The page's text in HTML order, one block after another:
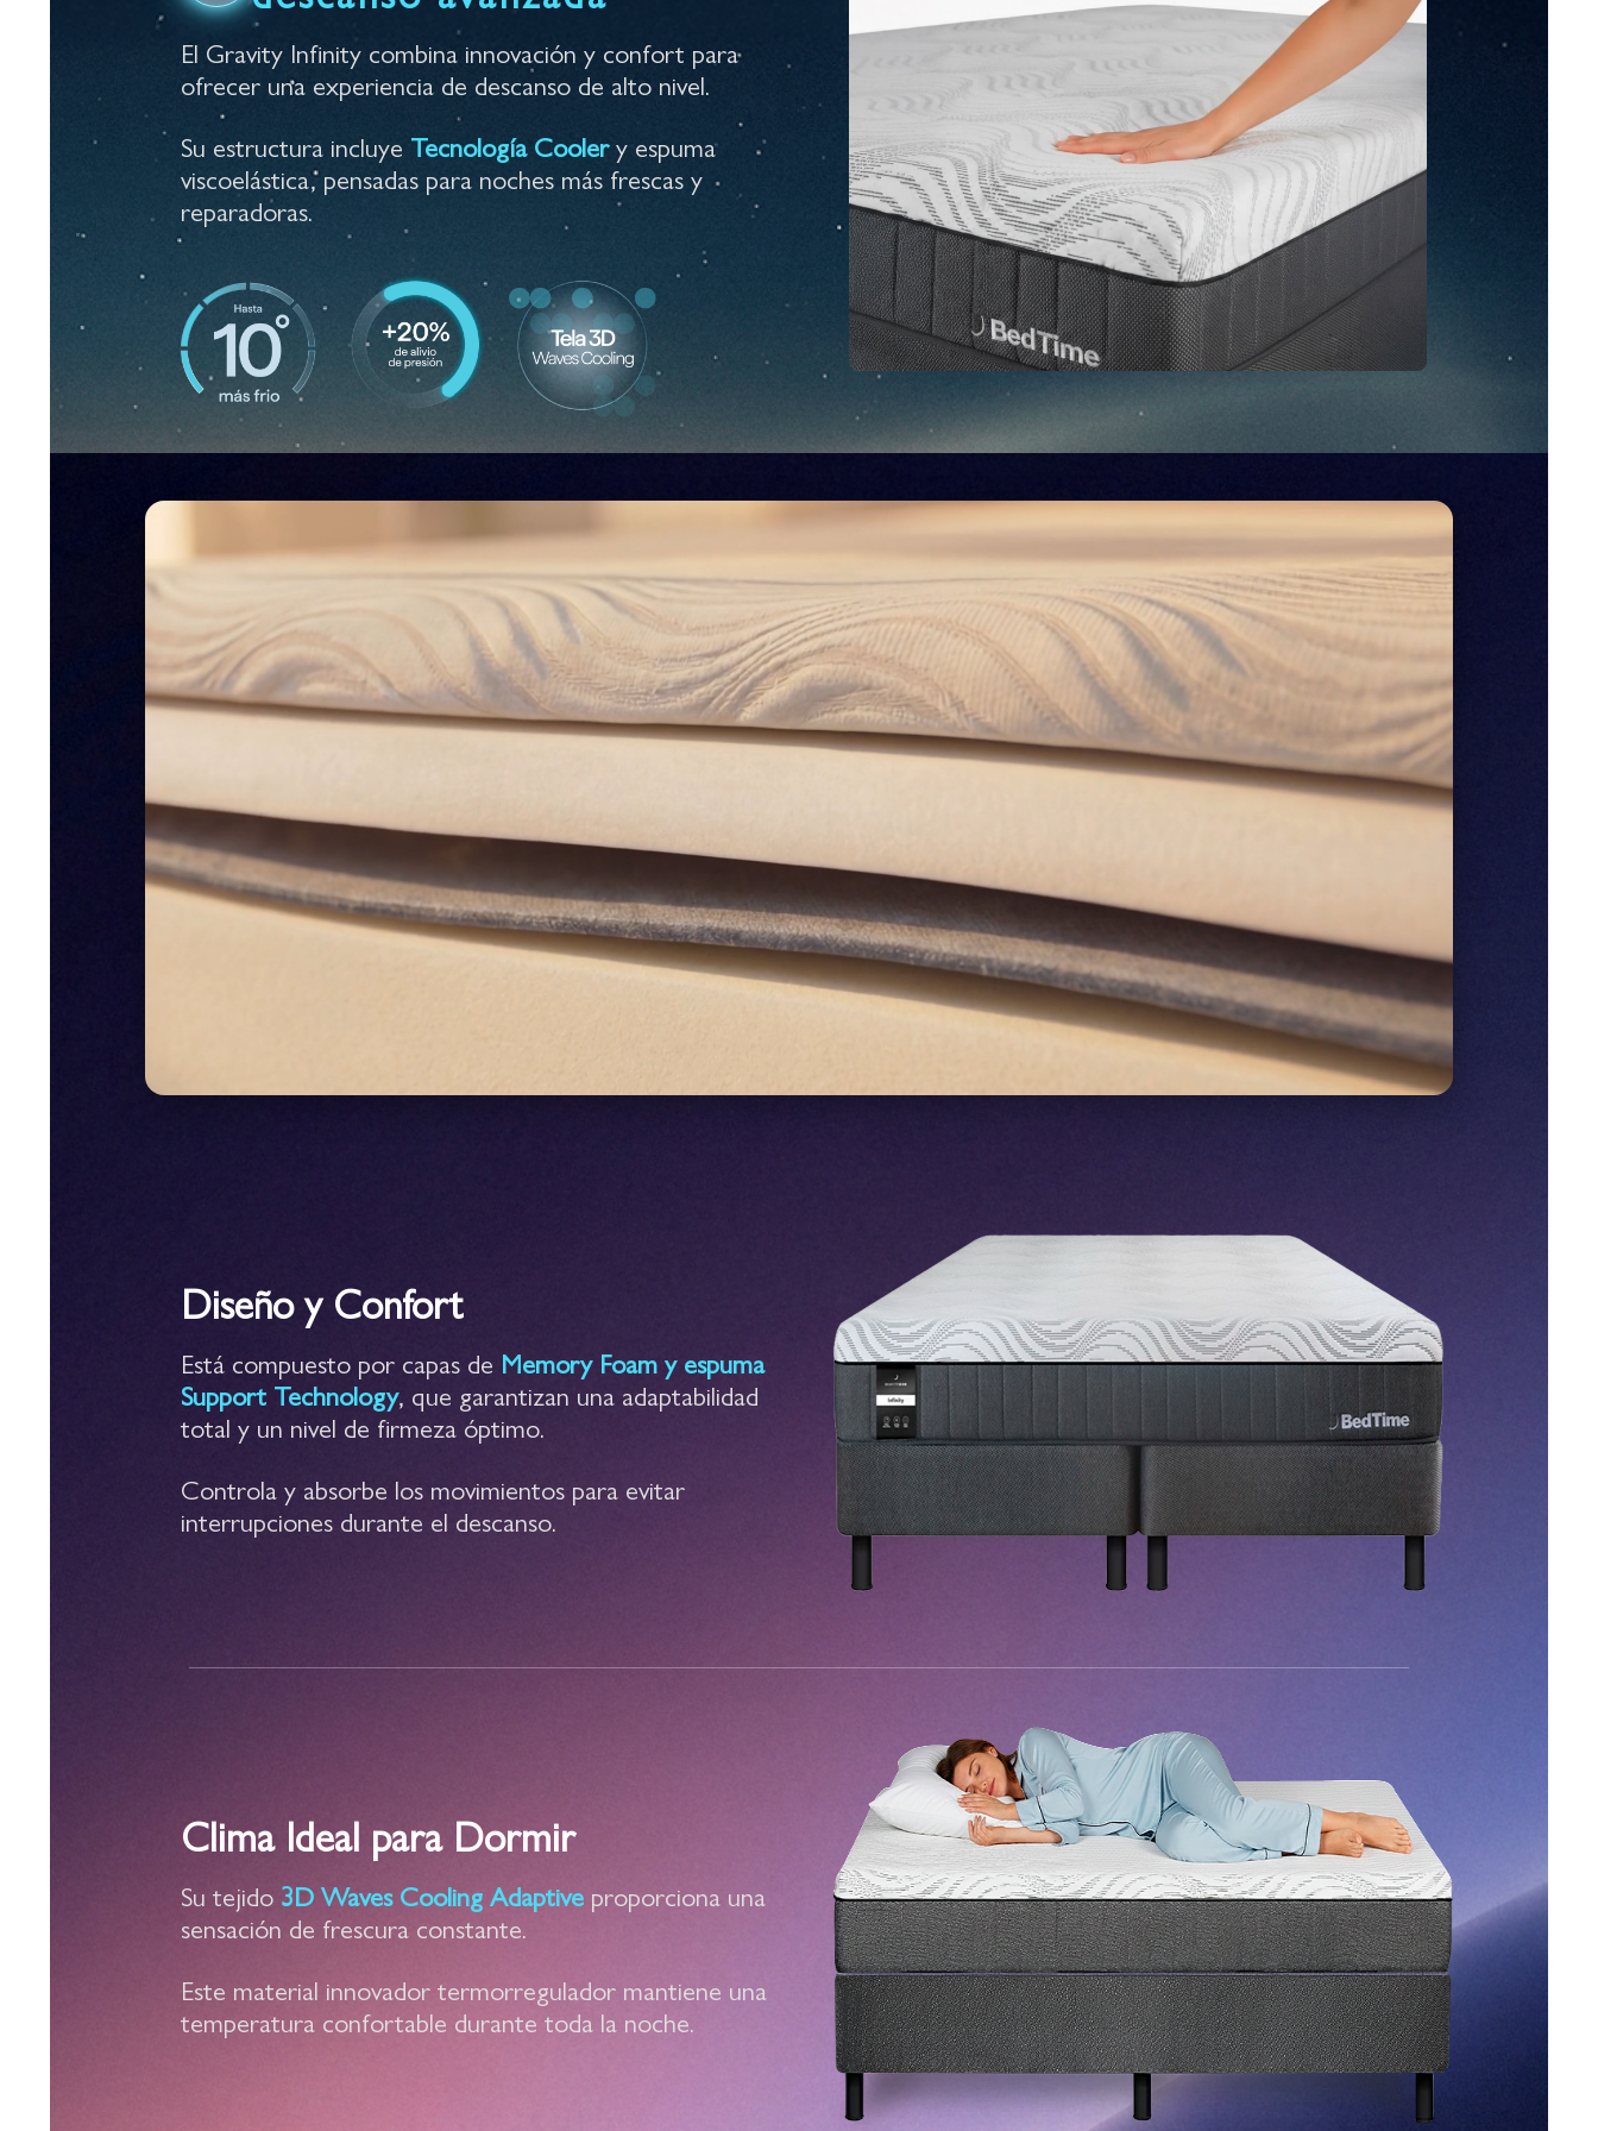
El Gravity Infinity combina innovación y confort para
ofrecer una experiencia de descanso de alto nivel.
Su estructura incluye Tecnología Coolery espuma
viscoelástica, pensadas para noches más frescas y
reparadoras.
Diseño y Confort
Está compuesto por capas de Memory Foam y espuma
Support Technology, que garantizan una adaptabilidad
total y un nivel de firmeza óptimo.
Controla y absorbe los movimientos para evitar
interrupciones durante el descanso.
Clima Ideal para Dormir
Su tejido 3D Waves Cooling Adaptive proporciona una
sensación de frescura constante.
Este material innovador termorregulador mantiene una
temperatura confortable durante toda la noche.